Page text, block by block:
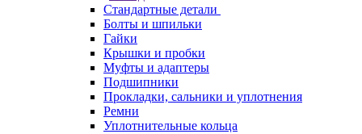
Стандартные детали
Болты и шпильки
Гайки
Крышки и пробки
Муфты и адаптеры
Подшипники
Прокладки, сальники и уплотнения
Ремни
Уплотнительные кольца